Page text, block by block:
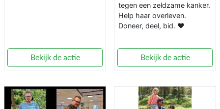
Bekijk de actie
tegen een zeldzame kanker.
Help haar overleven.
Doneer, deel, bid. ❤️
Bekijk de actie